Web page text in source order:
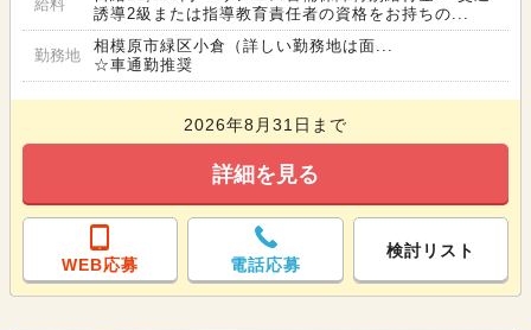
給料
誘導2級または指導教育責任者の資格をお持ちの...
勤務地
相模原市緑区小倉（詳しい勤務地は面...
☆車通勤推奨
2026年8月31日まで
詳細を見る
WEB応募 電話応募
検討リスト